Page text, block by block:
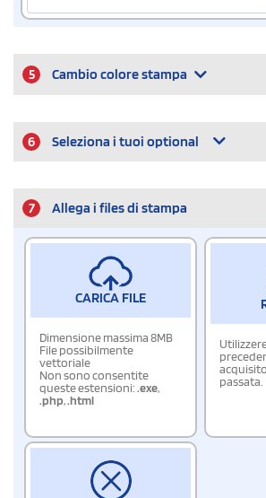
5 Cambio colore stampa
6 Seleziona i tuoi optional
7 Allega i files di stampa
CARICA FILE
Dimensione massima 8MB
File possibilmente
vettoriale
Non sono consentite
queste estensioni:.exe,
.php,.html
passata.